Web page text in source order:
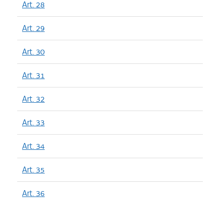
Art. 28
Art. 29
Art. 30
Art. 31
Art. 32
Art. 33
Art. 34
Art. 35
Art. 36